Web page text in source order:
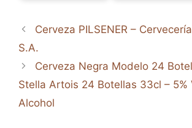
Cerveza PILSENER –
S.A.
Cerveza Negra Modelo 24
Stella Artois 24 Botellas 33cl – 5%
Alcohol